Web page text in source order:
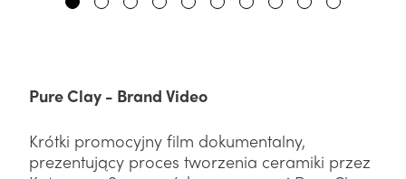
Pure Clay - Brand Video
Krótki promocyjny film dokumentalny,
prezentujący proces tworzenia ceramiki przez